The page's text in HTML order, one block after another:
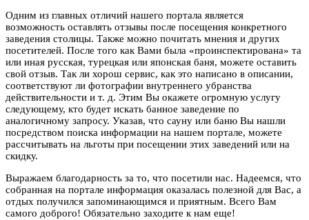
Одним из главных отличий нашего портала является
возможность оставлять отзывы после посещения конкретного
заведения столицы. Также можно почитать мнения и других
посетителей. После того как Вами была «проинспектирована» та
или иная русская, турецкая или японская баня, можете оставить
свой отзыв. Так ли хорош сервис, как это написано в описании,
соответствуют ли фотографии внутреннего убранства
действительности и т. д. Этим Вы окажете огромную услугу
следующему, кто будет искать банное заведение по
аналогичному запросу. Указав, что сауну или баню Вы нашли
посредством поиска информации на нашем портале, можете
рассчитывать на льготы при посещении этих заведений или на
скидку.
Выражаем благодарность за то, что посетили нас. Надеемся, что
собранная на портале информация оказалась полезной для Вас, а
отдых получился запоминающимся и приятным. Всего Вам
самого доброго! Обязательно заходите к нам еще!